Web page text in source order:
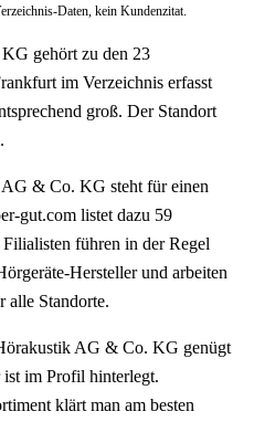
Daten, kein Kundenzitat.
gehört zu den 23
im Verzeichnis erfasst
groß. Der Standort
& Co. KG steht für einen
gut.com listet dazu 59
führen in der Regel
Hersteller und arbeiten
alle Standorte.
AG & Co. KG genügt
im Profil hinterlegt.
klärt man am besten